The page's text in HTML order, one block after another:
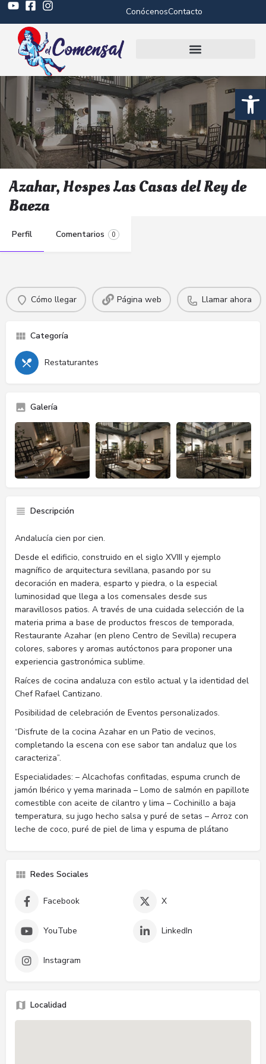
Abrir
ConócenosContacto
Azahar, Hospes Las Casas del Rey de
Baeza
Perfil Comentarios 0
Cómo llegar Página web Llamar ahora
Categoría
Restaturantes
Galería
Descripción
Andalucía cien por cien.
Desde el edificio, construido en el siglo XVIII y ejemplo
magnífico de arquitectura sevillana, pasando por su
decoración en madera, esparto y piedra, o la especial
luminosidad que llega a los comensales desde sus
maravillosos patios. A través de una cuidada selección de la
materia prima a base de productos frescos de temporada,
Restaurante Azahar (en pleno Centro de Sevilla) recupera
colores, sabores y aromas autóctonos para proponer una
experiencia gastronómica sublime.
Raíces de cocina andaluza con estilo actual y la identidad del
Chef Rafael Cantizano.
Posibilidad de celebración de Eventos personalizados.
“Disfrute de la cocina Azahar en un Patio de vecinos,
completando la escena con ese sabor tan andaluz que los
caracteriza”.
Especialidades: – Alcachofas confitadas, espuma crunch de
jamón Ibérico y yema marinada – Lomo de salmón en papillote
comestible con aceite de cilantro y lima – Cochinillo a baja
temperatura, su jugo hecho salsa y puré de setas – Arroz con
leche de coco, puré de piel de lima y espuma de plátano
Redes Sociales
Facebook X
YouTube LinkedIn
Instagram
Localidad